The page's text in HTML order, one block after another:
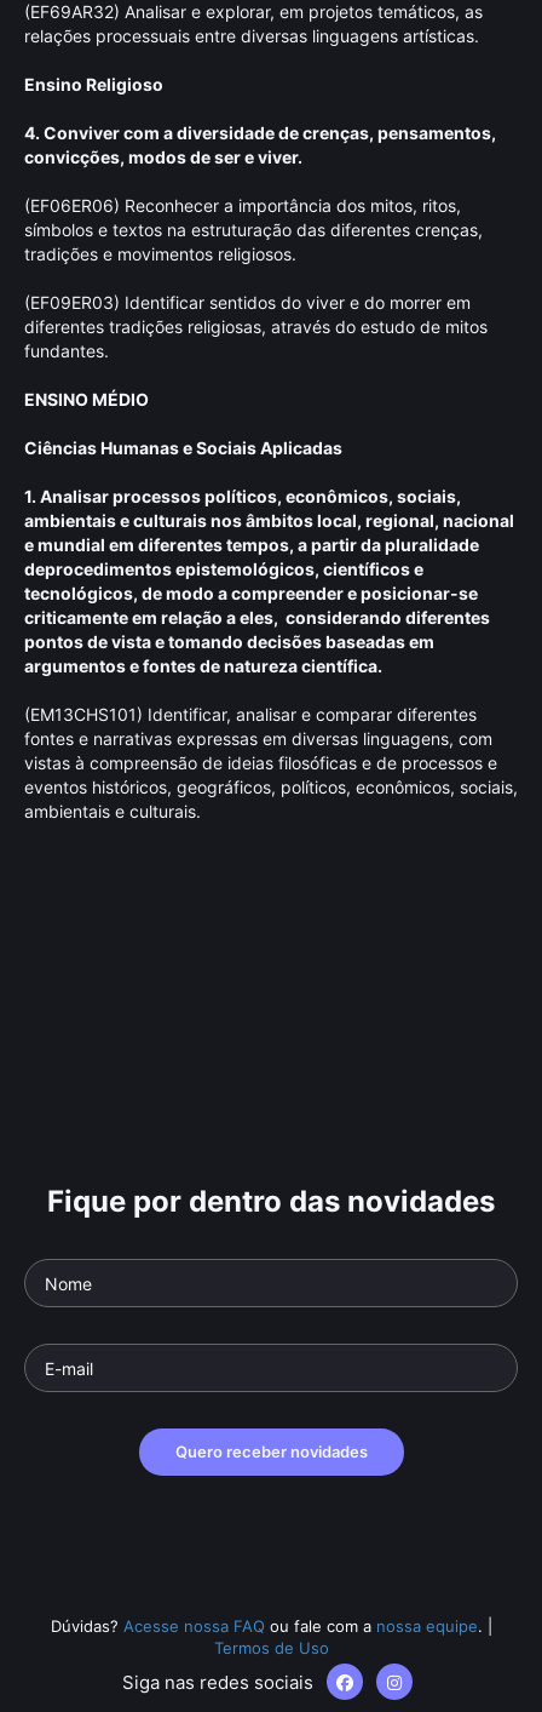
(EF69AR32) Analisar e explorar, em projetos temáticos, as
relações processuais entre diversas linguagens artísticas.
Ensino Religioso
4. Conviver com a diversidade de crenças, pensamentos,
convicções, modos de ser e viver.
(EF06ER06) Reconhecer a importância dos mitos, ritos,
símbolos e textos na estruturação das diferentes crenças,
tradições e movimentos religiosos.
(EF09ER03) Identificar sentidos do viver e do morrer em
diferentes tradições religiosas, através do estudo de mitos
fundantes.
ENSINO MÉDIO
Ciências Humanas e Sociais Aplicadas
1. Analisar processos políticos, econômicos, sociais,
ambientais e culturais nos âmbitos local, regional, nacional
e mundial em diferentes tempos, a partir da pluralidade
deprocedimentos epistemológicos, científicos e
tecnológicos, de modo a compreender e posicionar-se
criticamente em relação a eles, considerando diferentes
pontos de vista e tomando decisões baseadas em
argumentos e fontes de natureza científica.
(EM13CHS101) Identificar, analisar e comparar diferentes
fontes e narrativas expressas em diversas linguagens, com
vistas à compreensão de ideias filosóficas e de processos e
eventos históricos, geográficos, políticos, econômicos, sociais,
ambientais e culturais.
Fique por dentro das novidades
Quero receber novidades
Dúvidas? Acesse nossa FAQ ou fale com a nossa equipe.
Termos de Uso
Siga nas redes sociais